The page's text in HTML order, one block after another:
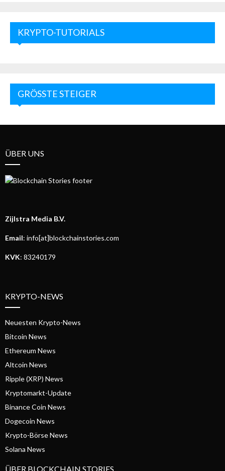
KRYPTO-TUTORIALS
GRÖSSTE STEIGER
ÜBER UNS
Zijlstra Media B.V.
Email: info[at]blockchainstories.com
KVK: 83240179
KRYPTO-NEWS
Neuesten Krypto-News
Bitcoin News
Ethereum News
Altcoin News
Ripple (XRP) News
Kryptomarkt-Update
Binance Coin News
Dogecoin News
Krypto-Börse News
Solana News
ÜBER BLOCKCHAIN STORIES